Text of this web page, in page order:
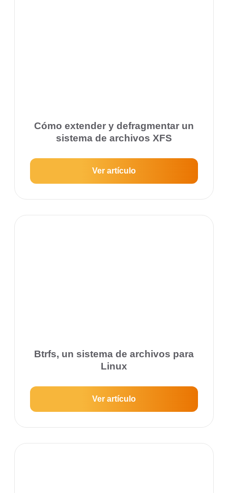
Cómo extender y defragmentar un
sistema de archivos XFS
Ver artículo
Btrfs, un sistema de archivos para
Linux
Ver artículo